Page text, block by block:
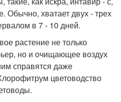
Обычно, хватает двух - трех
в 7 - 10 дней.
растение не только
но и очищающее воздух
справятся даже
цветоводство